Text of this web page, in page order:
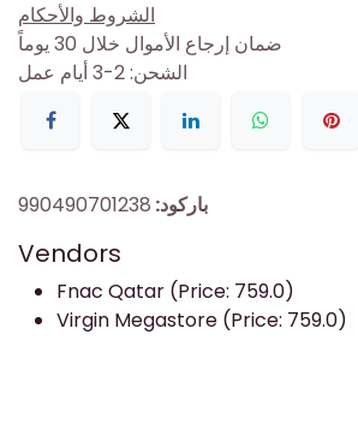
الشروط والأحكام
ضمان إرجاع الأموال خلال 30 يوماً
الشحن: 2-3 أيام عمل
باركود: 990490701238
Vendors
Fnac Qatar (Price: 759.0)
Virgin Megastore (Price: 759.0)